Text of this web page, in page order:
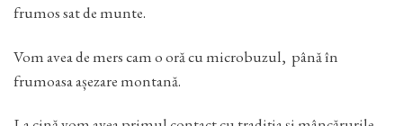
frumos sat de munte.
Vom avea de mers cam o oră cu microbuzul, până în
frumoasa așezare montană.